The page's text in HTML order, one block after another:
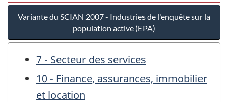
Variante du SCIAN 2007 - Industries de l'enquête sur la
population active (EPA)
7 - Secteur des services
10 - Finance, assurances, immobilier
et location